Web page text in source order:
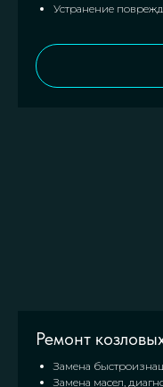
Устранение
Ремонт
Замена
Замена масел,